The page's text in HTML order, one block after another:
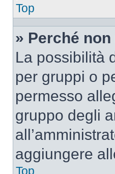
Top
» Perché
La possibilità
per gruppi o
permesso
gruppo degli
aggiungere
Top